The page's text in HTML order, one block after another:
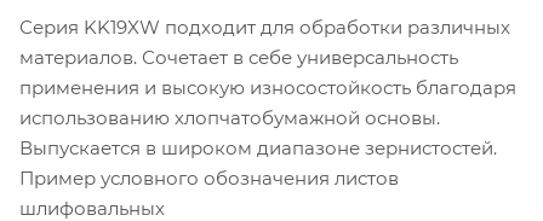
Серия KK19XW подходит для обработки различных
материалов. Сочетает в себе универсальность
применения и высокую износостойкость благодаря
использованию хлопчатобумажной основы.
Выпускается в широком диапазоне зернистостей.
Пример условного обозначения листов
шлифовальных